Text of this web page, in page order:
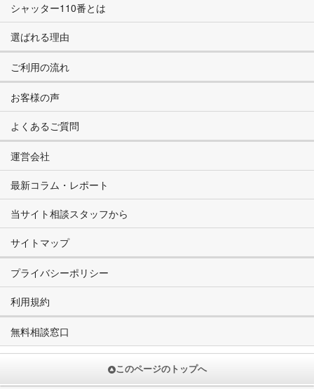
シャッター110番とは
選ばれる理由
ご利用の流れ
お客様の声
よくあるご質問
運営会社
最新コラム・レポート
当サイト相談スタッフから
サイトマップ
プライバシーポリシー
利用規約
無料相談窓口
このページのトップへ